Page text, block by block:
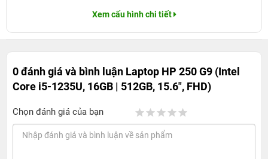
Xem cấu hình chi tiết
0 đánh giá và bình luận Laptop HP 250 G9 (Intel
Core i5-1235U, 16GB | 512GB, 15.6", FHD)
Chọn đánh giá của bạn